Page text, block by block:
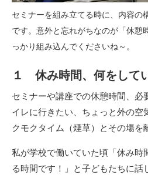
セミナーを組み立てる時に、内容の
です。意外と忘れがちなのが「休憩
っかり組み込んでくださいね～。
１ 休み時間、何をして
セミナーや講座での休憩時間、必
イレに行きたい、ちょっと外の空
クモクタイム（煙草）とその場を
私が学校で働いていた頃「休み時
る時間です！」と子どもたちに話